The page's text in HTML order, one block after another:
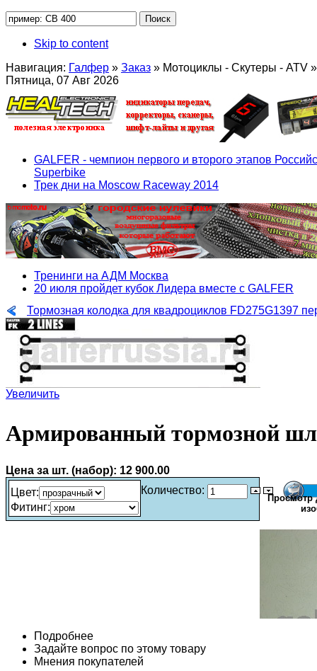
Skip to content
Навигация: Галфер » Заказ » Мотоциклы - Скутеры - ATV »
Пятница, 07 Авг 2026
GALFER - чемпион первого и второго этапов
Superbike
Трек дни на Moscow Raceway 2014
Тренинги на АДМ Москва
20 июля пройдет кубок Лидера вместе с GALFER
Тормозная колодка для квадроциклов FD275G1397
Увеличить
Армированный тормозной
Цена за шт. (набор): 12 900.00
Цвет:
Фитинг:
Количество:
Просмотр
Подробнее
Задайте вопрос по этому товару
Мнения покупателей